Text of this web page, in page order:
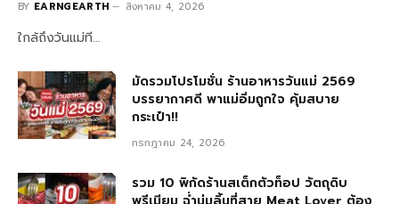
BY EARNGEARTH สิงหาคม 4, 2026
ใกล้ถึงวันแม่ที…
มัดรวมโปรโมชั่น ร้านอาหารวันแม่ 2569
บรรยากาศดี พาแม่อิ่มถูกใจ คุ้มสบาย
กระเป๋า!!
กรกฎาคม 24, 2026
รวม 10 พิกัดร้านสเต็กตัวท็อป วัตถุดิบ